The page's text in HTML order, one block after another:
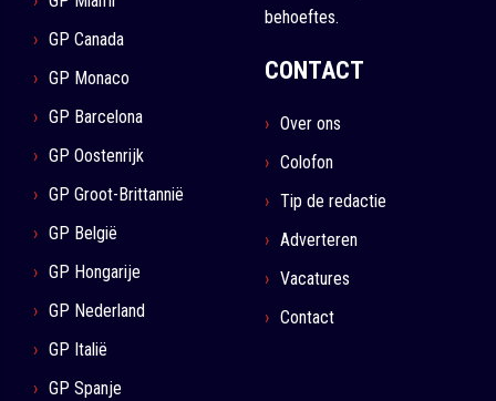
GP Canada
GP Monaco
GP Barcelona
GP Oostenrijk
GP Groot-Brittannië
GP België
GP Hongarije
GP Nederland
GP Italië
GP Spanje
behoeftes.
CONTACT
Over ons
Colofon
Tip de redactie
Adverteren
Vacatures
Contact